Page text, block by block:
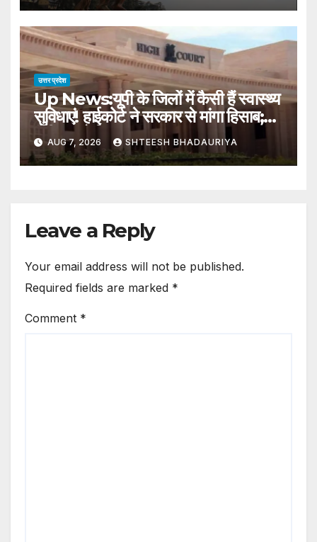
उत्तर प्रदेश
Up News:यूपी के जिलों में कैसी हैं स्वास्थ्य
सुविधाएं! हाईकोर्ट ने सरकार से मांगा हिसाब;
एसीएस को किया तलब – High Court
Has Sought An Account Of
Health Facilities In Districts Of
AUG 7, 2026 SHTEESH BHADAURIYA
Leave a Reply
Your email address will not be published.
Required fields are marked *
Comment *